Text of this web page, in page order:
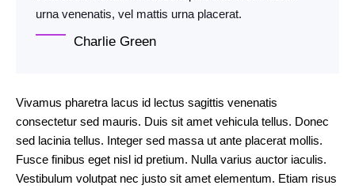
urna venenatis, vel mattis urna placerat.
Charlie Green
Vivamus pharetra lacus id lectus sagittis venenatis
consectetur sed mauris. Duis sit amet vehicula tellus. Donec
sed lacinia tellus. Integer sed massa ut ante placerat mollis.
Fusce finibus eget nisl id pretium. Nulla varius auctor iaculis.
Vestibulum volutpat nec justo sit amet elementum. Etiam risus